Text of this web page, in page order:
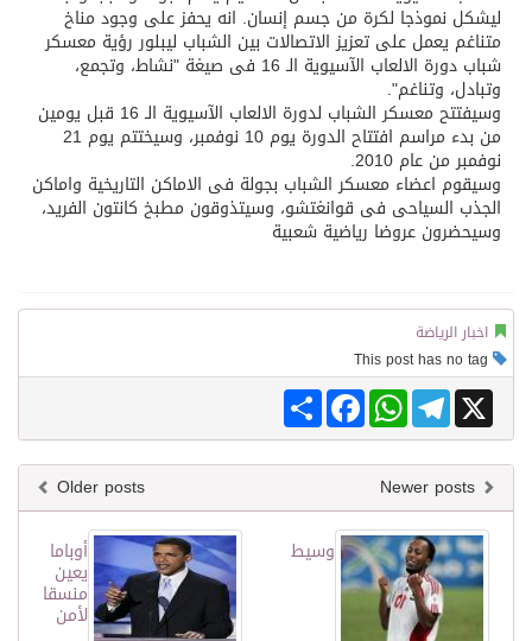
ليشكل نموذجا لكرة من جسم إنسان. انه يحفز على وجود مناخ
متناغم يعمل على تعزيز الاتصالات بين الشباب ليبلور رؤية معسكر
شباب دورة الالعاب الآسيوية الـ 16 فى صيغة "نشاط، وتجمع،
وتبادل، وتناغم".
وسيفتتح معسكر الشباب لدورة الالعاب الآسيوية الـ 16 قبل يومين
من بدء مراسم افتتاح الدورة يوم 10 نوفمبر، وسيختتم يوم 21
نوفمبر من عام 2010.
وسيقوم اعضاء معسكر الشباب بجولة فى الاماكن التاريخية واماكن
الجذب السياحى فى قوانغتشو، وسيتذوقون مطبخ كانتون الفريد،
وسيحضرون عروضا رياضية شعبية
اخبار الرياضة
Share
FacebookWhatsAppTelegram X
Older posts
أوباما
يعين
منسقا
لأمن
وسيط